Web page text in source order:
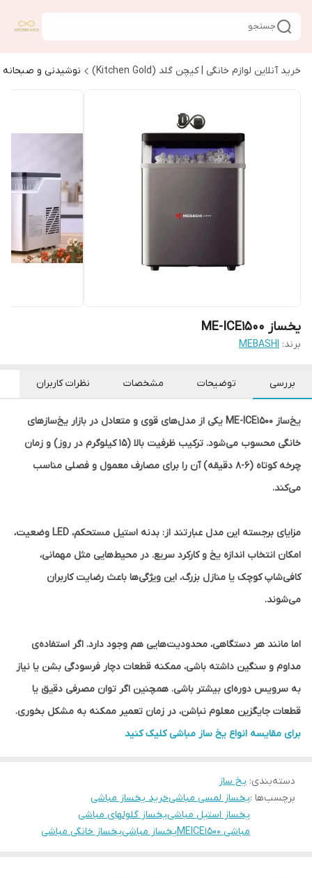
جستجو
خرید آنلاین لوازم خانگی | کیچن گلد (Kitchen Gold) نوشیدنی و صبحانه
یخساز ME-ICE1500
برند: MEBASHI
بررسی توضیحات مشخصات نظرات کاربران
یخ‌ساز ME-ICE1500 یکی از مدل‌های قوی و متعادل در بازار یخ‌سازهای
خانگی محسوب می‌شود. ترکیب ظرفیت بالا (۱۵ کیلوگرم در روز) و زمان
چرخه کوتاه (۶-۸ دقیقه) آن را برای مصارف معمول و فصلی مناسب
می‌کند.
مزایای برجسته این مدل عبارتند از: بدنه استیل مستحکم، LED وضعیت،
امکان انتخاب اندازه یخ و کارکرد سریع. در محیط‌هایی مثل مهمانی،
کافی‌شاپ کوچک یا منازل بزرگ، این ویژگی‌ها باعث رضایت کاربران
می‌شوند.
اما مانند هر دستگاهی، محدودیت‌هایی هم وجود دارد. اگر استفاده‌ی
مداوم و سنگین داشته باشی، ممکنه قطعات دچار فرسودگی بشن یا نیاز
به سرویس دوره‌ای بیشتر باشی. همچنین اگر توان مصرفی دقیق یا
قطعات جایگزین معلوم نباشن، در زمان تعمیر ممکنه به مشکل بخوری.
برای مقایسه انواع یخ ساز مباشی کلیک کنید
دسته‌بندی: یخ ساز
برچسب‌ها :یخساز لمسی مباشیخرید یخساز مباشی
یخساز استیل مباشییخساز گلولهای مباشی
مباشی MEICE1500
یخساز مباشییخساز خانگی مباشی